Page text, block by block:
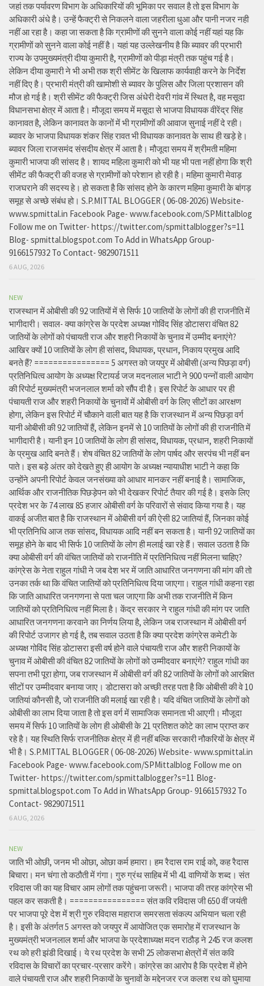
जहां तक पर्यावरण विभाग के अधिकारियों की भूमिका पर सवाल है तो इस विभाग के
अधिकारी अंधे है। उन्हें फैक्ट्री से निकलने वाला जहरीला धुआ और पानी नजर नही
नहीं आ रहा है। कहा जा सकता है कि ग्रामीणों की सुनने वाला कोई नहीं यहां यह कि
ग्रामीणों को सुनने वाला कोई नहीं है। यहां यह उल्लेखनीय है कि ब्यावर की प्रभारी
राज्य के उपमुख्यमंत्री दीया कुमारी है, ग्रामीणों को पीड़ा मंत्री तक पहुंच गई है।
लेकिन दीया कुमारी ने भी अभी तक श्री सीमेंट के खिलाफ कार्यवाही करने के निर्देश
नहीं दिए है। प्रभारी मंत्री की खामोशी से ब्यावर के पुलिस और जिला प्रशासन की
मौज हो गई है। श्री सीमेंट की फैक्ट्री जिस अंधेरी देवरी गांव में स्थित है, वह मसूदा
विधानसभा क्षेत्र में आता है। मौजूदा समय में मसूदा से भाजपा विधायक वीरेंद्र सिंह
कानावत है, लेकिन कानावत के कानों में भी ग्रामीणों की आवाज सुनाई नहीं दे रही।
ब्यावर के भाजपा विधायक शंकर सिंह रावत भी विधायक कानावत के साथ ही खड़े हे।
ब्यावर जिला राजसमंद संसदीय क्षेत्र में आता है। मौजूदा समय में श्रीमती महिमा
कुमारी भाजपा की सांसद है। शायद महिला कुमारी को भी यह भी पता नहीं होगा कि श्री
सीमेंट की फैक्ट्री की वजह से ग्रामीणों को परेशान हो रही है। महिमा कुमारी मेवाड़
राजघराने की सदस्य हे। हो सकता है कि सांसद होने के कारण महिमा कुमारी के बांगड़
समूह से अच्छे संबंध हो। S.P.MITTAL BLOGGER ( 06-08-2026) Website-
www.spmittal.in Facebook Page- www.facebook.com/SPMittalblog
Follow me on Twitter- https://twitter.com/spmittalblogger?s=11
Blog- spmittal.blogspot.com To Add in WhatsApp Group-
9166157932 To Contact- 9829071511
6 AUG, 2026
NEW
राजस्थान में ओबीसी की 92 जातियों में से सिर्फ 10 जातियों के लोगों की ही राजनीति में
भागीदारी। सवाल- क्या कांग्रेस के प्रदेश अध्यक्ष गोविंद सिंह डोटासरा वंचित 82
जातियों के लोगों को पंचायती राज और शहरी निकायों के चुनाव में उम्मीद बनाएंगे?
आखिर क्यों 10 जातियों के लोग ही सांसद, विधायक, प्रधान, निकाय प्रमुख आदि
बनते हैं? ================ 5 अगस्त को जयपुर में ओबीसी (अन्य पिछड़ा वर्ग)
प्रतिनिधित्व आयोग के अध्यक्ष रिटायर्ड जज मदनलाल भाटी ने 900 पन्नों वाली आयोग
की रिपोर्ट मुख्यमंत्री भजनलाल शर्मा को सौंप दी है। इस रिपोर्ट के आधार पर ही
पंचायती राज और शहरी निकायों के चुनावों में ओबीसी वर्ग के लिए सीटों का आरक्षण
होगा, लेकिन इस रिपोर्ट में चौकाने वाली बात यह है कि राजस्थान में अन्य पिछड़ा वर्ग
यानी ओबीसी की 92 जातियों हैं, लेकिन इनमें से 10 जातियों के लोगों की ही राजनीति में
भागीदारी है। यानी इन 10 जातियों के लोग ही सांसद, विधायक, प्रधान, शहरी निकायों
के प्रमुख आदि बनते हैं। शेष वंचित 82 जातियों के लोग पार्षद और सरपंच भी नहीं बन
पाते। इस बड़े अंतर को देखते हुए ही आयोग के अध्यक्ष न्यायाधीश भाटी ने कहा कि
उन्होंने अपनी रिपोर्ट केवल जनसंख्या को आधार मानकर नहीं बनाई है। सामाजिक,
आर्थिक और राजनीतिक पिछड़ेपन को भी देखकर रिपोर्ट तैयार की गई है। इसके लिए
प्रदेश भर के 74 लाख 85 हजार ओबीसी वर्ग के परिवारों से संवाद किया गया है। यह
वाकई अजीत बात है कि राजस्थान में ओबीसी वर्ग की ऐसी 82 जातियां हैं, जिनका कोई
भी प्रतिनिधि आज तक सांसद, विधायक आदि नहीं बन सकता है। यानी 92 जातियों का
समूह होने के बाद भी सिर्फ 10 जातियों के लोग ही मलाई खा रहे हैं। सवाल उठता है कि
क्या ओबीसी वर्ग की वंचित जातियों को राजनीति में प्रतिनिधित्व नहीं मिलना चाहिए?
कांग्रेस के नेता राहुल गांधी ने जब देश भर में जाति आधारित जनगणना की मांग की तो
उनका तर्क था कि वंचित जातियों को प्रतिनिधित्व दिया जाएगा। राहुल गांधी कहना रहा
कि जाति आधारित जनगणना से पता चल जाएगा कि अभी तक राजनीति में किन
जातियों को प्रतिनिधित्व नहीं मिला है। केंद्र सरकार ने राहुल गांधी की मांग पर जाति
आधारित जनगणना करवाने का निर्णय लिया है, लेकिन जब राजस्थान में ओबीसी वर्ग
की रिपोर्ट उजागर हो गई है, तब सवाल उठता है कि क्या प्रदेश कांग्रेस कमेटी के
अध्यक्ष गोविंद सिंह डोटासरा इसी वर्ष होने वाले पंचायती राज और शहरी निकायों के
चुनाव में ओबीसी की वंचित 82 जातियों के लोगों को उम्मीदवार बनाएंगे? राहुल गांधी का
सपना तभी पूरा होगा, जब राजस्थान में ओबीसी वर्ग की 82 जातियों के लोगों को आरक्षित
सीटों पर उम्मीदवार बनाया जाए। डोटासरा को अच्छी तरह पता है कि ओबीसी की वे 10
जातियां कौनसी है, जो राजनीति की मलाई खा रही है। यदि वंचित जातियों के लोगों को
ओबीसी का लाभ दिया जाता है तो इस वर्ग में सामाजिक समानता भी आएगी। मौजूदा
समय में सिर्फ 10 जातियों के लोग ही ओबीसी के 21 प्रतिशत कोटे का लाभ प्राप्त कर
रहे है। यह स्थिति सिर्फ राजनीतिक क्षेत्र में ही नहीं बल्कि सरकारी नौकरियों के क्षेत्र में
भी है। S.P.MITTAL BLOGGER ( 06-08-2026) Website- www.spmittal.in
Facebook Page- www.facebook.com/SPMittalblog Follow me on
Twitter- https://twitter.com/spmittalblogger?s=11 Blog-
spmittal.blogspot.com To Add in WhatsApp Group- 9166157932 To
Contact- 9829071511
6 AUG, 2026
NEW
जाति भी ओछी, जनम भी ओछा, ओछा कर्म हमारा। हम रैदास राम राई को, कह रैदास
बिचारा। मन चंगा तो कठौती में गंगा। गुरु ग्रंथ साहिब में भी 41 वाणियों के शब्द। संत
रविदास जी का यह विचार आम लोगों तक पहुंचना जरूरी। भाजपा की तरह कांग्रेस भी
पहल कर सकती है। ================ संत कवि रविदास जी 650 वीं जयंती
पर भाजपा पूरे देश में श्री गुरु रविदास महाराज समरसता संकल्प अभियान चला रही
है। इसी के अंतर्गत 5 अगस्त को जयपुर में आयोजित एक समारोह में राजस्थान के
मुख्यमंत्री भजनलाल शर्मा और भाजपा के प्रदेशाध्यक्ष मदन राठौड़ ने 245 रज कलश
रथ को हरी झंडी दिखाई। ये रथ प्रदेश के सभी 25 लोकसभा क्षेत्रों में संत कवि
रविदास के विचारों का प्रचार-प्रसार करेंगे। कांग्रेस का आरोप है कि प्रदेश में होने
वाले पंचायती राज और शहरी निकायों के चुनावों के मद्देनजर रज कलश रथ को घुमाया